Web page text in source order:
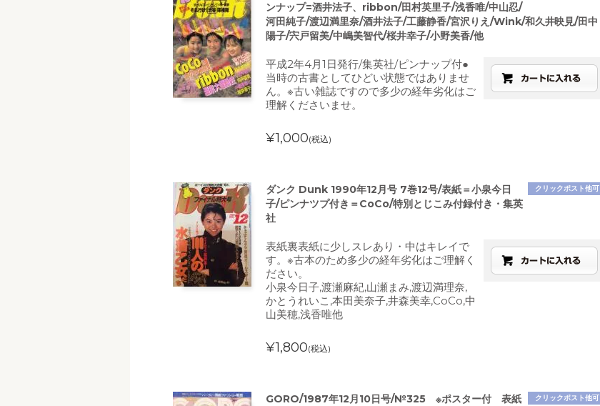
ンナップ=酒井法子、ribbon/田村英里子/浅香唯/中山忍/
河田純子/渡辺満里奈/酒井法子/工藤静香/宮沢りえ/Wink/和久井映見/田中
陽子/宍戸留美/中嶋美智代/桜井幸子/小野美香/他
平成2年4月1日発行/集英社/ピンナップ付●
当時の古書としてひどい状態ではありませ
ん。※古い雑誌ですので多少の経年劣化はご
理解くださいませ。
¥1,000(税込)
クリックポスト他可
ダンク Dunk 1990年12月号 7巻12号/表紙＝小泉今日
子/ピンナツプ付き＝CoCo/特別とじこみ付録付き・集英
社
表紙裏表紙に少しスレあり・中はキレイで
す。※古本のため多少の経年劣化はご理解く
ださい。
小泉今日子,渡瀬麻紀,山瀬まみ,渡辺満理奈,
かとうれいこ,本田美奈子,井森美幸,CoCo,中
山美穂,浅香唯他
¥1,800(税込)
クリックポスト他可
GORO/1987年12月10日号/№325 ※ポスター付 表紙